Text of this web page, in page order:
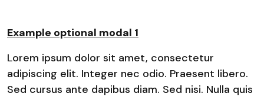
Example optional modal 1
Lorem ipsum dolor sit amet, consectetur
adipiscing elit. Integer nec odio. Praesent libero.
Sed cursus ante dapibus diam. Sed nisi. Nulla quis